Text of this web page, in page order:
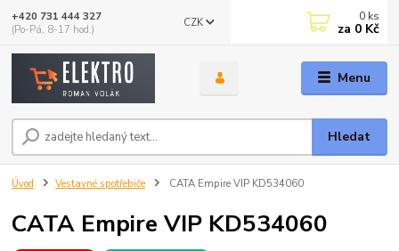
Menu
CZK
Hledat
+420 731 444 327
(Po-Pá, 8-17 hod.)
0 ks
za 0 Kč
Úvod Vestavné spotřebiče CATA Empire VIP KD534060
CATA Empire VIP KD534060